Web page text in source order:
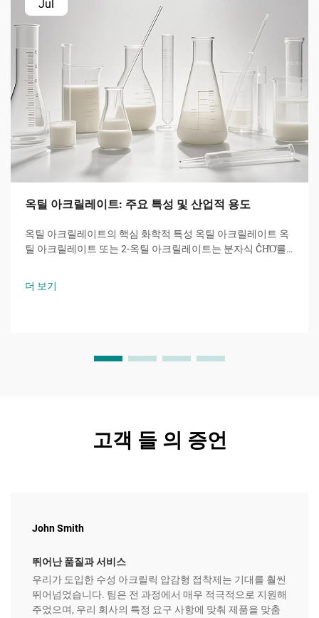
Jul
옥틸 아크릴레이트: 주요 특성 및 산업적 용도
옥틸 아크릴레이트의 핵심 화학적 특성 옥틸 아크릴레이트 옥
틸 아크릴레이트 또는 2-옥틸 아크릴레이트는 분자식 ĈH̊O̊를
더 보기
고객 들 의 증언
John Smith
뛰어난 품질과 서비스
우리가 도입한 수성 아크릴릭 압감형 접착제는 기대를 훨씬
뛰어넘었습니다. 팀은 전 과정에서 매우 적극적으로 지원해
주었으며, 우리 회사의 특정 요구 사항에 맞춰 제품을 맞춤